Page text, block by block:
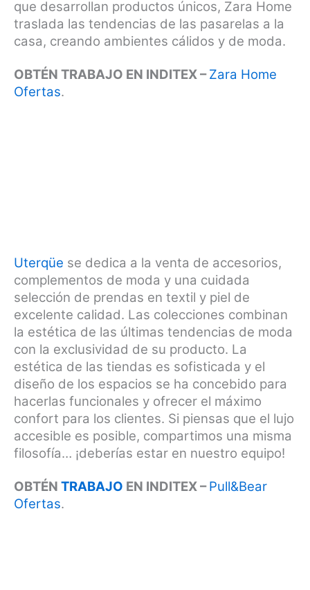
que desarrollan productos únicos, Zara Home
traslada las tendencias de las pasarelas a la
casa, creando ambientes cálidos y de moda.
OBTÉN TRABAJO EN INDITEX –Zara Home
Ofertas.
Uterqüe se dedica a la venta de accesorios,
complementos de moda y una cuidada
selección de prendas en textil y piel de
excelente calidad. Las colecciones combinan
la estética de las últimas tendencias de moda
con la exclusividad de su producto. La
estética de las tiendas es sofisticada y el
diseño de los espacios se ha concebido para
hacerlas funcionales y ofrecer el máximo
confort para los clientes. Si piensas que el lujo
accesible es posible, compartimos una misma
filosofía… ¡deberías estar en nuestro equipo!
OBTÉN TRABAJO EN INDITEX –Pull&Bear
Ofertas.